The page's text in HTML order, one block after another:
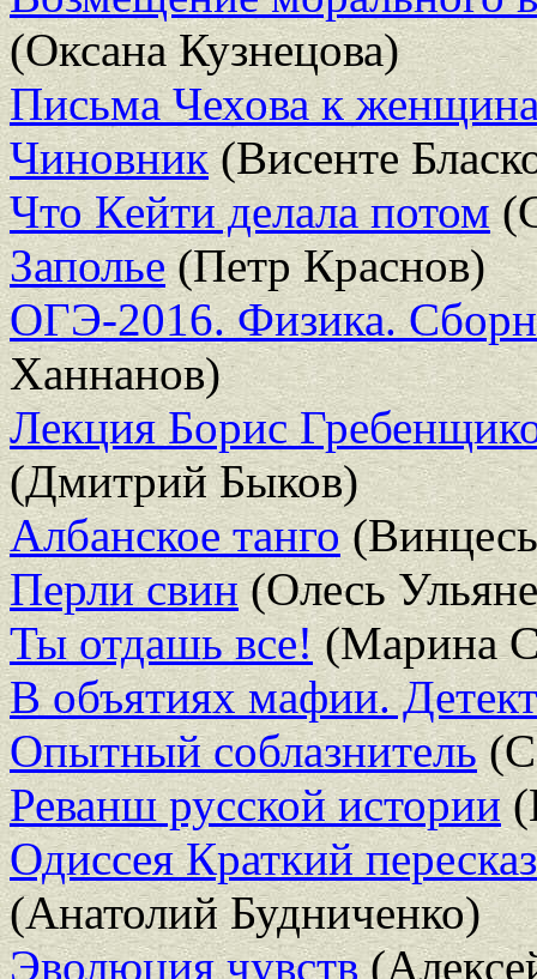
(Оксана Кузнецова)
Письма Чехова к
Чиновник(Висенте
Что Кейти делала потом
Заполье(Петр Краснов)
ОГЭ-2016. Физика.
Ханнанов)
Лекция Борис
(Дмитрий Быков)
Албанское танго
Перли свин(Олесь
Ты отдашь все!(Марина
В объятиях мафии.
Опытный соблазнитель
Реванш русской истории
Одиссея Краткий
(Анатолий Будниченко)
Эволюция чувств